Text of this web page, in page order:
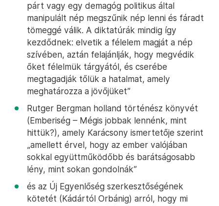
párt vagy egy demagóg politikus által
manipulált nép megszűnik nép lenni és fáradt
tömeggé válik. A diktatúrák mindig így
kezdődnek: elvetik a félelem magját a nép
szívében, aztán felajánlják, hogy megvédik
őket félelmük tárgyától, és cserébe
megtagadják tőlük a hatalmat, amely
meghatározza a jövőjüket”
Rutger Bergman holland történész könyvét
(Emberiség – Mégis jobbak lennénk, mint
hittük?), amely Karácsony ismertetője szerint
„amellett érvel, hogy az ember valójában
sokkal együttműködőbb és barátságosabb
lény, mint sokan gondolnák”
és az Új Egyenlőség szerkesztőségének
kötetét (Kádártól Orbánig) arról, hogy mi